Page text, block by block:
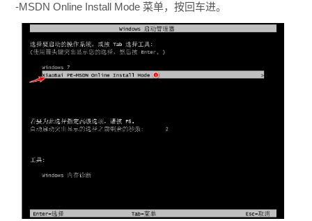
-MSDN Online Install Mode 菜单，按回车进。